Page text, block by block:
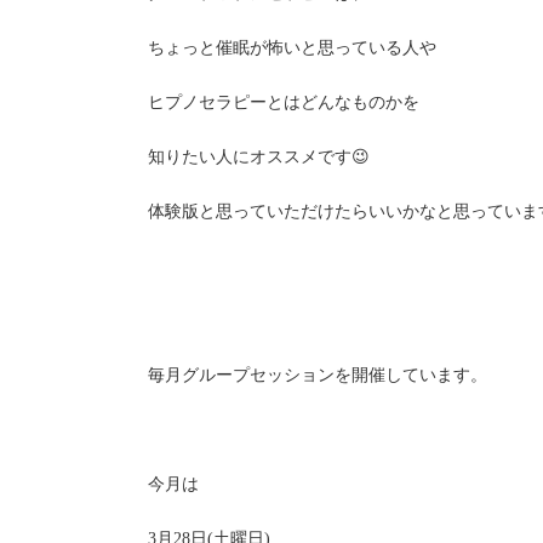
ちょっと催眠が怖いと思っている人や
ヒプノセラピーとはどんなものかを
知りたい人にオススメです😉
体験版と思っていただけたらいいかなと思っていま
毎月グループセッションを開催しています。
今月は
3月28日(土曜日)